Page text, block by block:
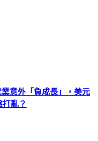
業意外「負成長」，美元
亂？